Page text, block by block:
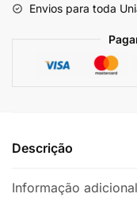
Envios para toda
Descrição
Informação adicional